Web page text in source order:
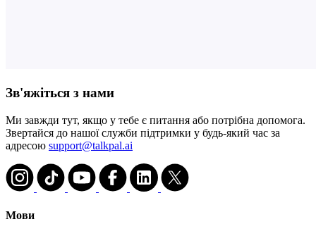
Зв'яжіться з нами
Ми завжди тут, якщо у тебе є питання або потрібна допомога.
Звертайся до нашої служби підтримки у будь-який час за
адресою support@talkpal.ai
Мови